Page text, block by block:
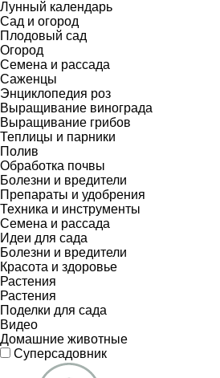
Лунный календарь
Сад и огород
Плодовый сад
Огород
Семена и рассада
Саженцы
Энциклопедия роз
Выращивание винограда
Выращивание грибов
Теплицы и парники
Полив
Обработка почвы
Болезни и вредители
Препараты и удобрения
Техника и инструменты
Семена и рассада
Идеи для сада
Болезни и вредители
Красота и здоровье
Растения
Растения
Поделки для сада
Видео
Домашние животные
Суперсадовник